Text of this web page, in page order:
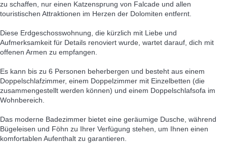
zu schaffen, nur einen Katzensprung von Falcade und allen
touristischen Attraktionen im Herzen der Dolomiten entfernt.
Diese Erdgeschosswohnung, die kürzlich mit Liebe und
Aufmerksamkeit für Details renoviert wurde, wartet darauf, dich mit
offenen Armen zu empfangen.
Es kann bis zu 6 Personen beherbergen und besteht aus einem
Doppelschlafzimmer, einem Doppelzimmer mit Einzelbetten (die
zusammengestellt werden können) und einem Doppelschlafsofa im
Wohnbereich.
Das moderne Badezimmer bietet eine geräumige Dusche, während
Bügeleisen und Föhn zu Ihrer Verfügung stehen, um Ihnen einen
komfortablen Aufenthalt zu garantieren.